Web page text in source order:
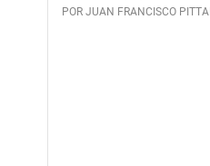
POR JUAN FRANCISCO